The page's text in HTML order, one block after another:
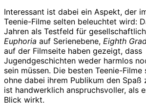
Interessant ist dabei ein Aspekt, der
Teenie-Filme selten beleuchtet wird:
Jahren als Testfeld für
Euphoria auf Serienebene, Eighth
auf der Filmseite haben gezeigt, dass
Jugendgeschichten weder harmlos
sein müssen. Die besten Teenie-
ohne dabei ihrem Publikum den Spaß
ist handwerklich anspruchsvoller, als
Blick wirkt.